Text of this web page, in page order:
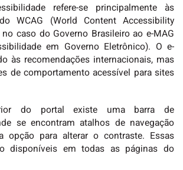
refere-se principalmente às
WCAG (World Content Accessibility
caso do Governo Brasileiro ao e-MAG
em Governo Eletrônico). O e-
às recomendações internacionais, mas
de comportamento acessível para sites
do portal existe uma barra de
se encontram atalhos de navegação
opção para alterar o contraste. Essas
disponíveis em todas as páginas do